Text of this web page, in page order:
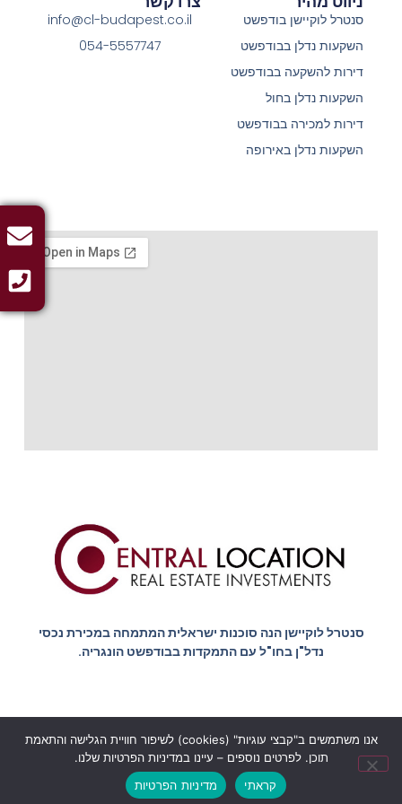
סנטרל לוקיישן הנה סוכנות ישראלית המתמחה במכירת נכסי
נדל"ן בחו"ל עם התמקדות בבודפשט הונגריה.
סנטרל לוקיישן בודפשט
השקעות נדלן בבודפשט
דירות להשקעה בבודפשט
השקעות נדלן בחול
דירות למכירה בבודפשט
השקעות נדלן באירופה
info@cl-budapest.co.il
054-5557747
הצהרת נגישותמדיניות הפרטיות
© כל הזכויות שמורות סנטרל לוקיישן בודפשט - Central location
אנו משתמשים ב"קבצי עוגיות" (cookies) לשיפור חוויית הגלישה והתאמת
תוכן. לפרטים נוספים – עיינו במדיניות הפרטיות שלנו.
קראתי
מדיניות הפרטיות